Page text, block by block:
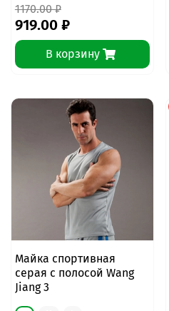
1170.00 ₽
919.00 ₽
В корзину
Майка спортивная
серая с полосой Wang
Jiang 3